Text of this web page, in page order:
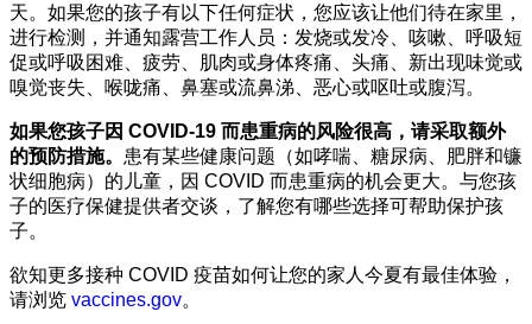
天。如果您的孩子有以下任何症状，您应该让他们待在家里，
进行检测，并通知露营工作人员：发烧或发冷、咳嗽、呼吸短
促或呼吸困难、疲劳、肌肉或身体疼痛、头痛、新出现味觉或
嗅觉丧失、喉咙痛、鼻塞或流鼻涕、恶心或呕吐或腹泻。
如果您孩子因 COVID-19 而患重病的风险很高，请采取额外
的预防措施。 患有某些健康问题（如哮喘、糖尿病、肥胖和镰
状细胞病）的儿童，因 COVID 而患重病的机会更大。与您孩
子的医疗保健提供者交谈，了解您有哪些选择可帮助保护孩
子。
欲知更多接种 COVID 疫苗如何让您的家人今夏有最佳体验，
请浏览 vaccines.gov。